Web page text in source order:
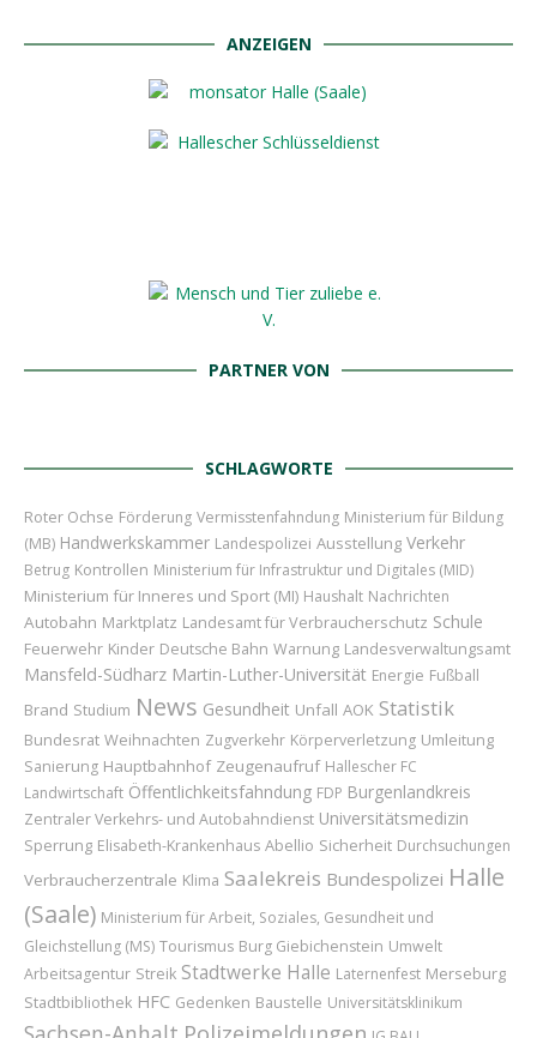
ANZEIGEN
PARTNER VON
SCHLAGWORTE
Roter Ochse Förderung Vermisstenfahndung Ministerium für Bildung
(MB) Handwerkskammer Landespolizei Ausstellung Verkehr
Betrug Kontrollen Ministerium für Infrastruktur und Digitales (MID)
Ministerium für Inneres und Sport (MI) Haushalt Nachrichten
Autobahn Marktplatz Landesamt für Verbraucherschutz Schule
Feuerwehr Kinder Deutsche Bahn Warnung Landesverwaltungsamt
Mansfeld-Südharz Martin-Luther-Universität Energie Fußball
Brand Studium News Gesundheit Unfall AOK Statistik
Bundesrat Weihnachten Zugverkehr Körperverletzung Umleitung
Sanierung Hauptbahnhof Zeugenaufruf Hallescher FC
Landwirtschaft Öffentlichkeitsfahndung FDP Burgenlandkreis
Zentraler Verkehrs- und Autobahndienst Universitätsmedizin
Sperrung Elisabeth-Krankenhaus Abellio Sicherheit Durchsuchungen
Verbraucherzentrale Klima Saalekreis Bundespolizei Halle
(Saale) Ministerium für Arbeit, Soziales, Gesundheit und
Gleichstellung (MS) Tourismus Burg Giebichenstein Umwelt
Arbeitsagentur Streik Stadtwerke Halle Laternenfest Merseburg
Stadtbibliothek HFC Gedenken Baustelle Universitätsklinikum